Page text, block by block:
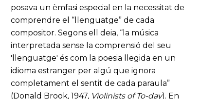
posava un èmfasi especial en la necessitat de
comprendre el “llenguatge” de cada
compositor. Segons ell deia, “la música
interpretada sense la comprensió del seu
'llenguatge' és com la poesia llegida en un
idioma estranger per algú que ignora
completament el sentit de cada paraula”
(Donald Brook, 1947, Violinists of To-day). En